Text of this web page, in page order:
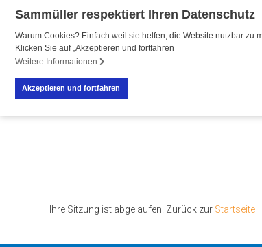
Sammüller respektiert Ihren Datenschutz
Warum Cookies? Einfach weil sie helfen, die Website nutzbar zu
Klicken Sie auf „Akzeptieren und fortfahren
Weitere Informationen
Akzeptieren und fortfahren
Ihre Sitzung ist abgelaufen. Zurück zur Startseite